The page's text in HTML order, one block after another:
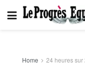
Home 24 heures sur